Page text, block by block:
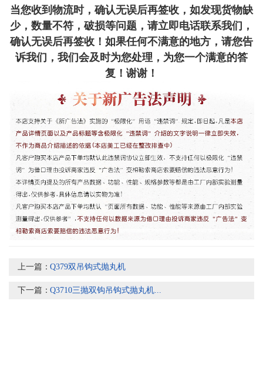
当您收到物流时，确认无误后再签收，如发现货物缺
少，数量不符，破损等问题，请立即电话联系我们，
确认无误后再签收！如果任何不满意的地方，请您告
诉我们，我们会及时为您处理，为您一个满意的答
复！谢谢！
上一篇：Q379双吊钩式抛丸机
下一篇：Q3710三抛双钩吊钩式抛丸机...